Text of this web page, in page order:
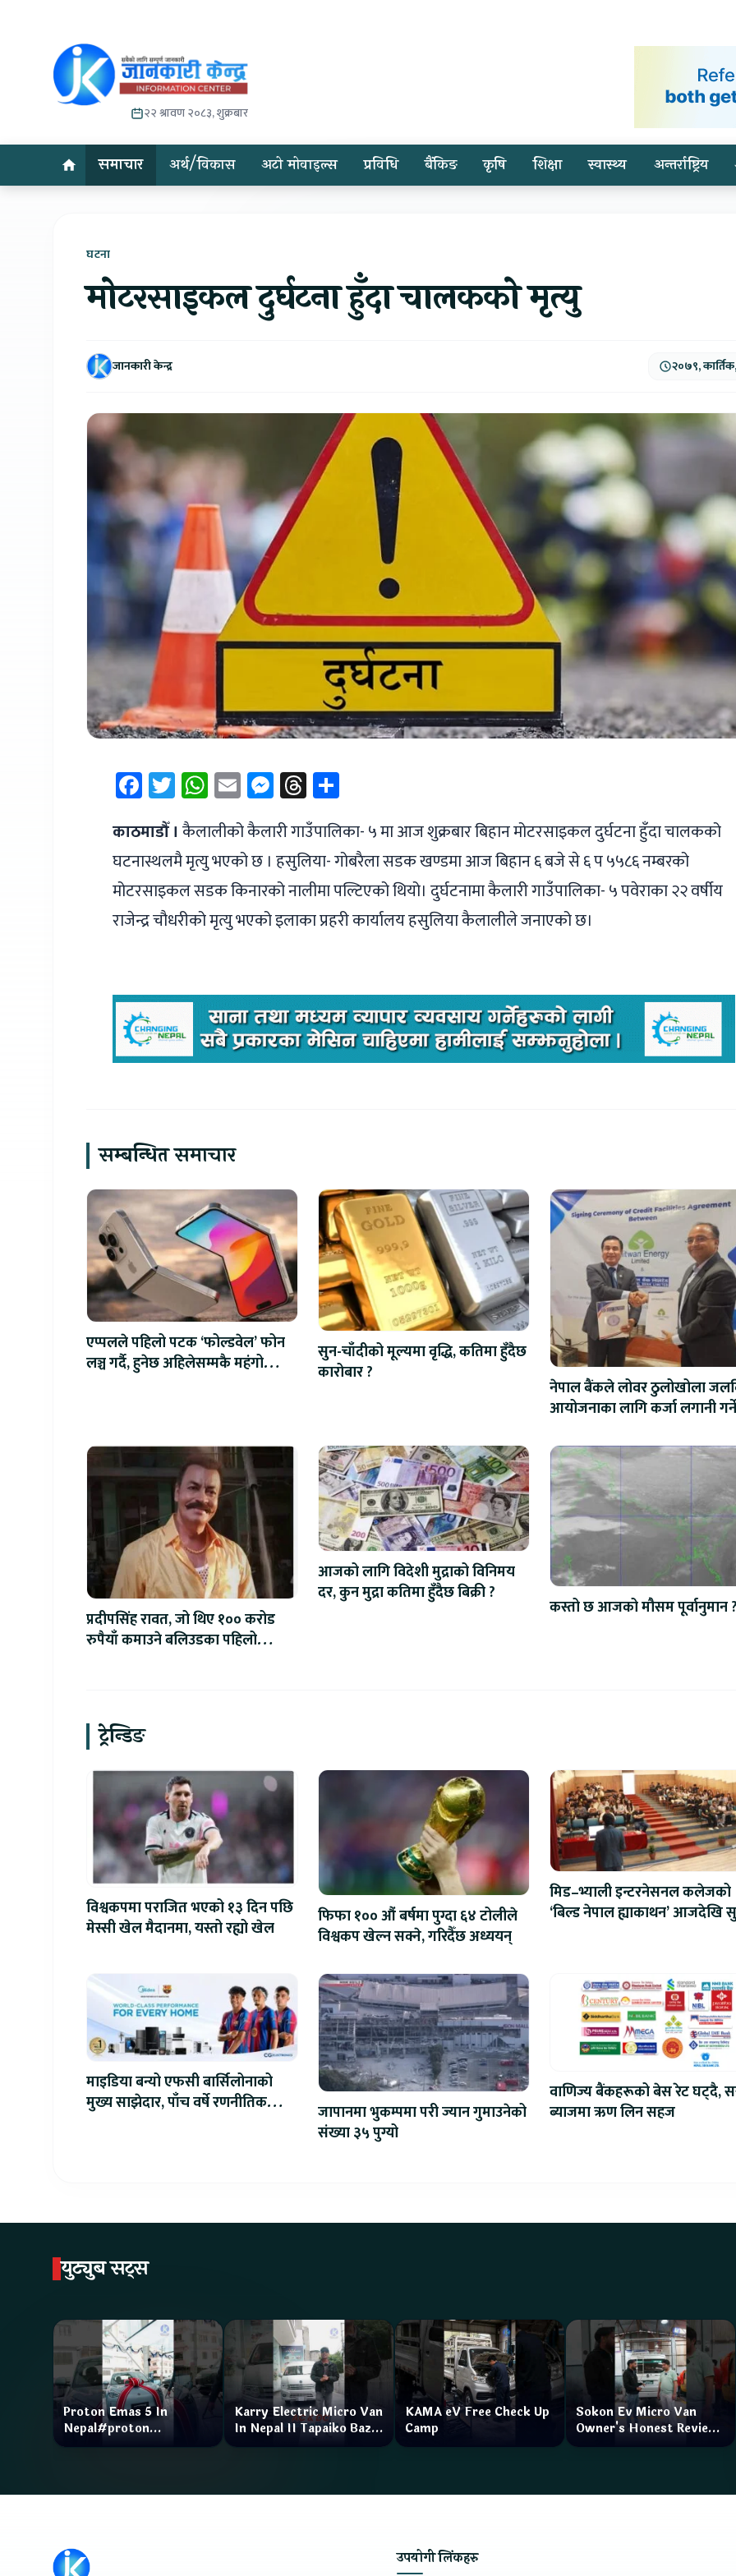
२२ श्रावण २०८३, शुक्रबार
समाचार अर्थ/विकास अटो मोवाइल्स प्रविधि बैंकिङ कृषि शिक्षा स्वास्थ्य अन्तर्राष्ट्रिय
घटना
मोटरसाइकल दुर्घटना हुँदा चालकको मृत्यु
जानकारी केन्द्र २०७९,
Facebook
Twitter
WhatsApp
EmailMessenger
Threads
काठमाडौँ । कैलालीको कैलारी गाउँपालिका- ५ मा आज शुक्रबार बिहान मोटरसाइकल दुर्घटना हुँदा चालकको
घटनास्थलमै मृत्यु भएको छ । हसुलिया- गोबरैला सडक खण्डमा आज बिहान ६ बजे से ६ प ५५८६ नम्बरको
मोटरसाइकल सडक किनारको नालीमा पल्टिएको थियो। दुर्घटनामा कैलारी गाउँपालिका- ५ पवेराका २२ वर्षीय
राजेन्द्र चौधरीको मृत्यु भएको इलाका प्रहरी कार्यालय हसुलिया कैलालीले जनाएको छ।
सम्बन्धित समाचार
एप्पलले पहिलो पटक ‘फोल्डवेल’ फोन
लञ्च गर्दै, हुनेछ अहिलेसम्मकै महंगो
सुन-चाँदीको मूल्यमा वृद्धि, कतिमा हुँदैछ
कारोबार ?
नेपाल बैंकले लोवर ठुलोखोला
आयोजनाका लागि कर्जा लगानी गर्ने
प्रदीपसिंह रावत, जो थिए १०० करोड
रुपैयाँ कमाउने बलिउडका पहिलो
आजको लागि विदेशी मुद्राको विनिमय
दर, कुन मुद्रा कतिमा हुँदैछ बिक्री ?
कस्तो छ आजको मौसम पूर्वानुमान
ट्रेन्डिङ
विश्वकपमा पराजित भएको १३ दिन पछि
मेस्सी खेल मैदानमा, यस्तो रह्यो खेल
फिफा १०० औं बर्षमा पुग्दा ६४ टोलीले
विश्वकप खेल्न सक्ने, गरिदैँछ अध्ययन्
मिड–भ्याली इन्टरनेसनल कलेजको
‘बिल्ड नेपाल ह्याकाथन’ आजदेखि
माइडिया बन्यो एफसी बार्सिलोनाको
मुख्य साझेदार, पाँच वर्षे रणनीतिक
जापानमा भुकम्पमा परी ज्यान गुमाउनेको
संख्या ३५ पुग्यो
वाणिज्य बैंकहरूको बेस रेट घट्दै,
ब्याजमा ऋण लिन सहज
युट्युब सट्स
Proton Emas 5 In
Nepal#proton
#protonemas5#protonnepal#evcarnepal
Karry Electric Micro Van
In Nepal II Tapaiko Bazar
II Jankari Kendra
KAMA eV Free Check Up
Camp
Sokon Ev Micro Van
Owner's Honest Review
How is the service?
उपयोगी लिंकहरु